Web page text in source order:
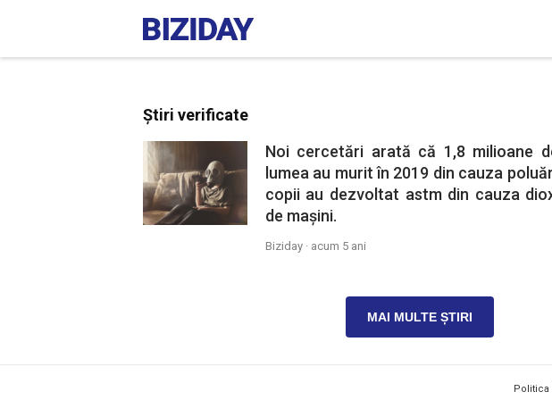
Știri verificate
Noi cercetări arată că 1,8 milioane
lumea au murit în 2019 din cauza
copii au dezvoltat astm din cauza
de mașini.
Biziday · acum 5 ani
MAI MULTE ȘTIRI
Politica